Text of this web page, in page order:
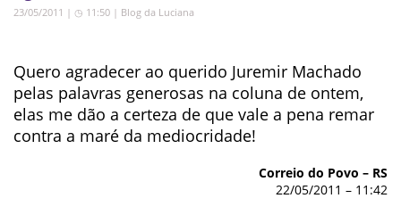
23/05/2011 | ◷ 11:50 | Blog da Luciana
Quero agradecer ao querido Juremir Machado
pelas palavras generosas na coluna de ontem,
elas me dão a certeza de que vale a pena remar
contra a maré da mediocridade!
Correio do Povo – RS
22/05/2011 – 11:42